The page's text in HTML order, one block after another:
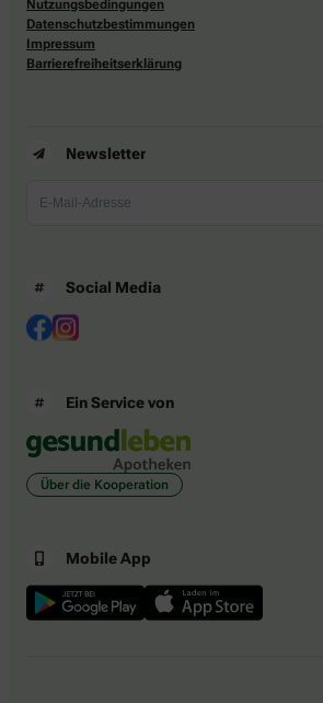
Nutzungsbedingungen
Datenschutzbestimmungen
Impressum
Barrierefreiheitserklärung
Newsletter
Social Media
Ein Service von
Über die Kooperation
Mobile App